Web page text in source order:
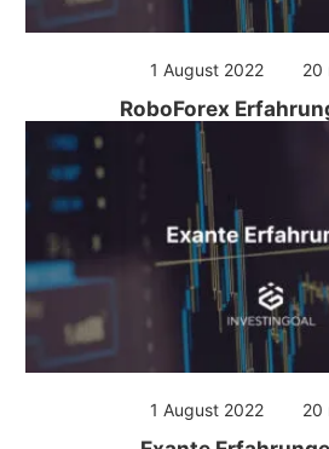
1 August 2022 20
RoboForex
1 August 2022 20